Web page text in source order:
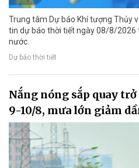
Trung tâm Dự báo Khí tượng Thủy
tin dự báo thời tiết ngày 08/8/2026
nước.
Dự báo thời tiết
Nắng nóng sắp quay
9-10/8, mưa lớn giảm